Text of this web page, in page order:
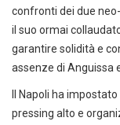
confronti dei due
il suo ormai
garantire solidità e
assenze di Anguissa
Il Napoli ha
pressing alto e